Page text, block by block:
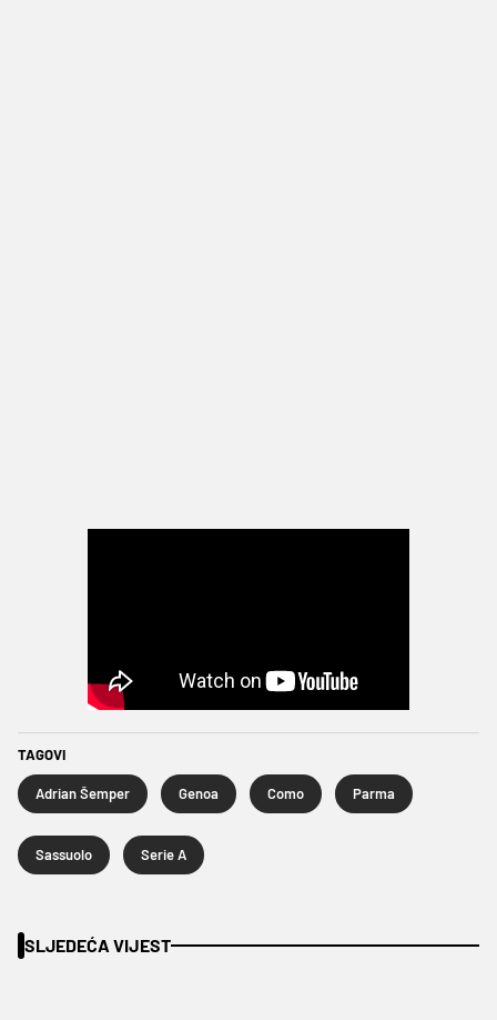
TAGOVI
Adrian Šemper Genoa Como Parma
Sassuolo Serie A
SLJEDEĆA VIJEST